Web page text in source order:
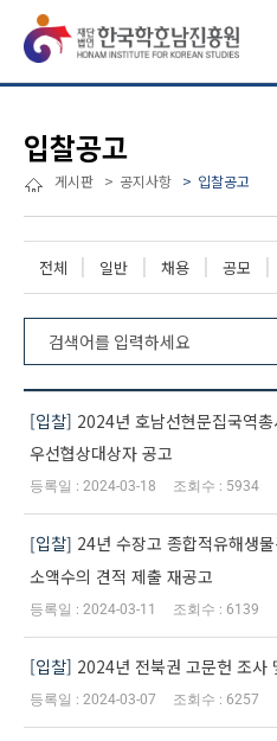
입찰공고
게시판 공지사항 입찰공고
전체 일반 채용 공모
전체 144건
입찰 2024년 호남선현문집국역
우선협상대상자 공고
2024-03-18 5934
입찰 24년 수장고 종합적유해생
소액수의 견적 제출 재공고
2024-03-11 6139
입찰 2024년 전북권 고문헌 조사
2024-03-07 6257